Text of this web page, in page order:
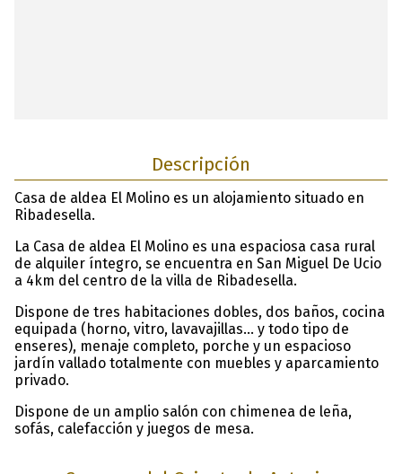
Descripción
Casa de aldea El Molino es un alojamiento situado en
Ribadesella.
La Casa de aldea El Molino es una espaciosa casa rural
de alquiler íntegro, se encuentra en San Miguel De Ucio
a 4km del centro de la villa de Ribadesella.
Dispone de tres habitaciones dobles, dos baños, cocina
equipada (horno, vitro, lavavajillas... y todo tipo de
enseres), menaje completo, porche y un espacioso
jardín vallado totalmente con muebles y aparcamiento
privado.
Dispone de un amplio salón con chimenea de leña,
sofás, calefacción y juegos de mesa.